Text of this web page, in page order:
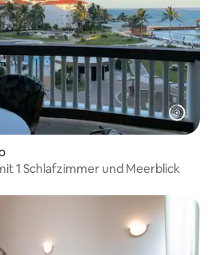
1 Schlafzimmer und Meerblick